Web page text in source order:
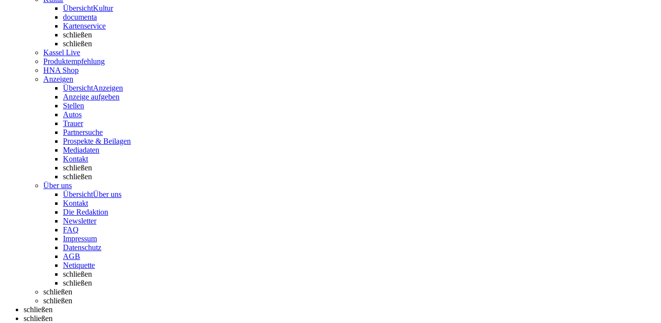
ÜbersichtKultur
documenta
Kartenservice
schließen
schließen
Kassel Live
Produktempfehlung
HNA Shop
Anzeigen
ÜbersichtAnzeigen
Anzeige aufgeben
Stellen
Autos
Trauer
Partnersuche
Prospekte & Beilagen
Mediadaten
Kontakt
schließen
schließen
Über uns
ÜbersichtÜber uns
Kontakt
Die Redaktion
Newsletter
FAQ
Impressum
Datenschutz
AGB
Netiquette
schließen
schließen
schließen
schließen
schließen
schließen